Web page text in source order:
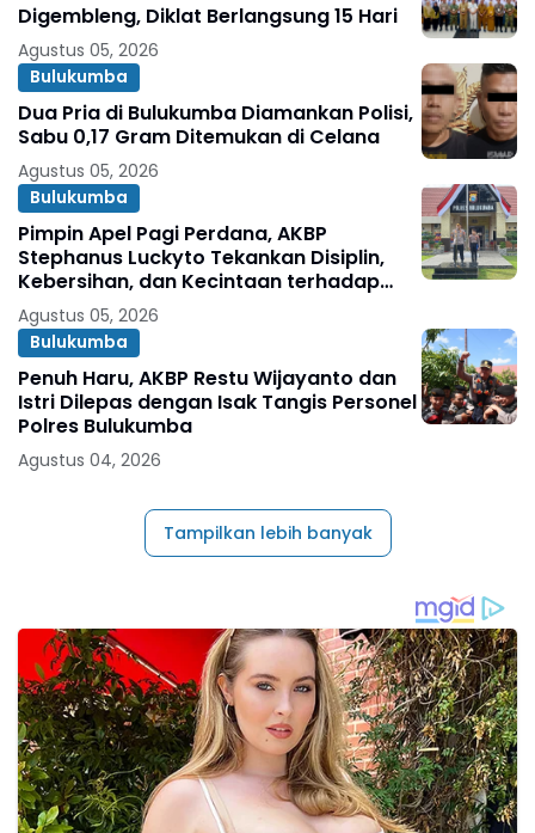
Digembleng, Diklat Berlangsung 15 Hari
Agustus 05, 2026
Bulukumba
Dua Pria di Bulukumba Diamankan Polisi,
Sabu 0,17 Gram Ditemukan di Celana
Agustus 05, 2026
Bulukumba
Pimpin Apel Pagi Perdana, AKBP
Stephanus Luckyto Tekankan Disiplin,
Kebersihan, dan Kecintaan terhadap
Organisasi
Agustus 05, 2026
Bulukumba
Penuh Haru, AKBP Restu Wijayanto dan
Istri Dilepas dengan Isak Tangis Personel
Polres Bulukumba
Agustus 04, 2026
Tampilkan lebih banyak